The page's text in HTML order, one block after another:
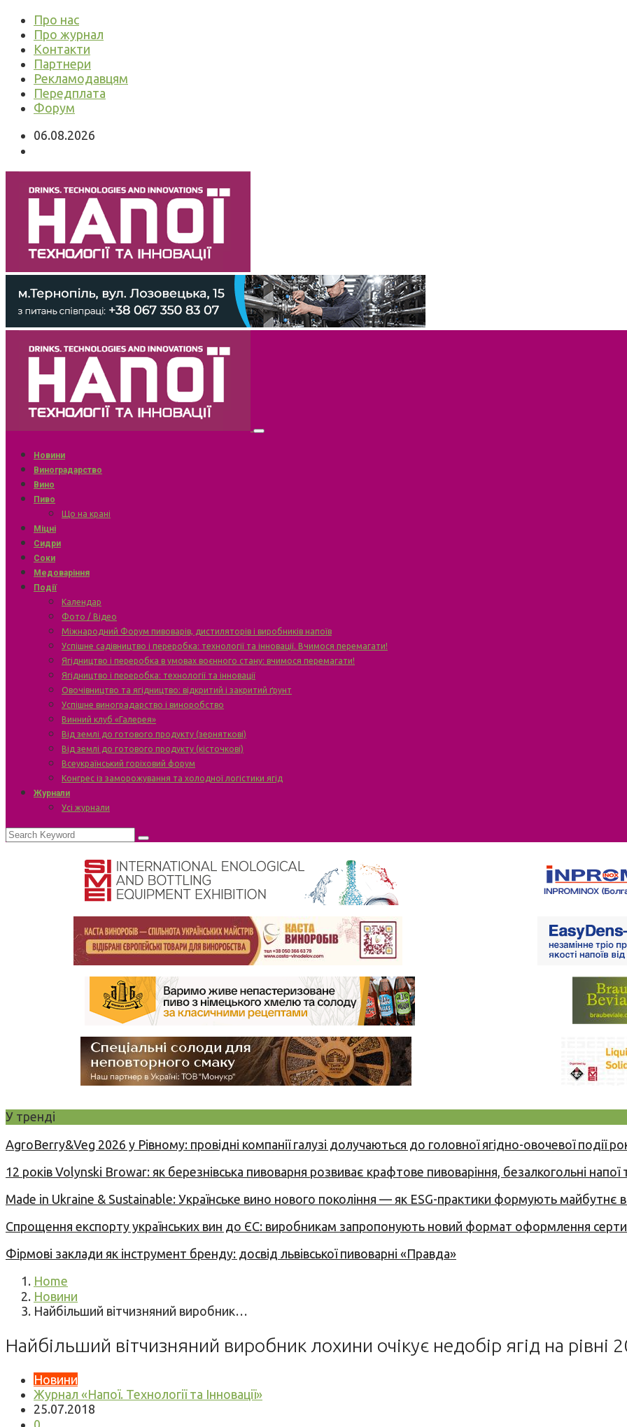
Про нас
Про журнал
Контакти
Партнери
Рекламодавцям
Передплата
Форум
06.08.2026
Новини
Виноградарство
Вино
Пиво
Що на крані
Міцні
Сидри
Соки
Медоваріння
Події
Календар
Фото / Відео
Міжнародний Форум пивоварів, дистиляторів і виробників напоїв
Успішне садівництво і переробка: технології та інновації. Вчимося перемагати!
Ягідництво і переробка в умовах воєнного стану: вчимося перемагати!
Ягідництво і переробка: технології та інновації
Овочівництво та ягідництво: відкритий і закритий ґрунт
Успішне виноградарство і виноробство
Винний клуб «Галерея»
Від землі до готового продукту (зерняткові)
Від землі до готового продукту (кісточкові)
Всеукраїнський горіховий форум
Конгрес із заморожування та холодної логістики ягід
Журнали
Усі журнали
У тренді
AgroBerry&Veg 2026 у Рівному: провідні компанії галузі долучаються до головної ягідно-овочевої події
12 років Volynski Browar: як березнівська пивоварня розвиває крафтове пивоваріння, безалкогольні напої
Made in Ukraine & Sustainable: Українське вино нового покоління — як ESG-практики формують майбутнє
Спрощення експорту українських вин до ЄС: виробникам запропонують новий формат оформлення
Фірмові заклади як інструмент бренду: досвід львівської пивоварні «Правда»
Home
Новини
Найбільший вітчизняний виробник…
Найбільший вітчизняний виробник лохини очікує недобір ягід на рівні
Новини
Журнал «Напої. Технології та Інновації»
25.07.2018
0